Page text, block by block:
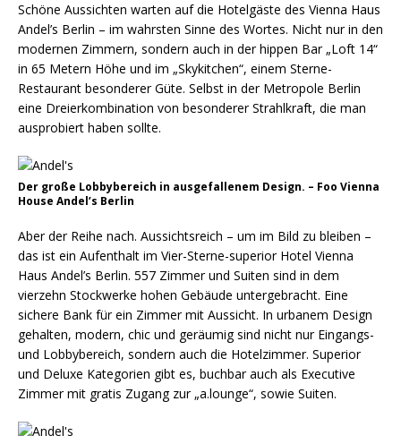
Schöne Aussichten warten auf die Hotelgäste des Vienna Haus
Andel’s Berlin – im wahrsten Sinne des Wortes. Nicht nur in den
modernen Zimmern, sondern auch in der hippen Bar „Loft 14“
in 65 Metern Höhe und im „Skykitchen“, einem Sterne-
Restaurant besonderer Güte. Selbst in der Metropole Berlin
eine Dreierkombination von besonderer Strahlkraft, die man
ausprobiert haben sollte.
Der große Lobbybereich in ausgefallenem Design. – Foo Vienna
House Andel’s Berlin
Aber der Reihe nach. Aussichtsreich – um im Bild zu bleiben –
das ist ein Aufenthalt im Vier-Sterne-superior Hotel Vienna
Haus Andel’s Berlin. 557 Zimmer und Suiten sind in dem
vierzehn Stockwerke hohen Gebäude untergebracht. Eine
sichere Bank für ein Zimmer mit Aussicht. In urbanem Design
gehalten, modern, chic und geräumig sind nicht nur Eingangs-
und Lobbybereich, sondern auch die Hotelzimmer. Superior
und Deluxe Kategorien gibt es, buchbar auch als Executive
Zimmer mit gratis Zugang zur „a.lounge“, sowie Suiten.